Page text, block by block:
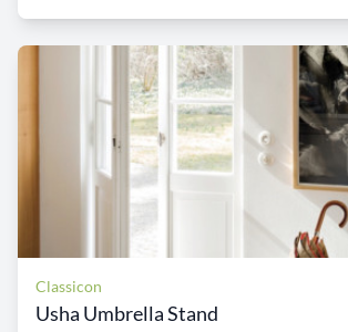
Classicon
Usha Umbrella Stand